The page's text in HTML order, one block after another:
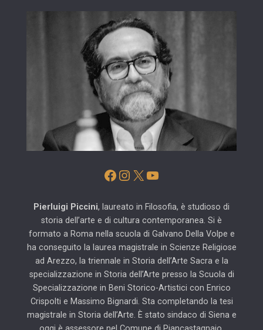
Facebook
Instagram
X YouTube
Pierluigi Piccini, laureato in Filosofia, è studioso di
storia dell’arte e di cultura contemporanea. Si è
formato a Roma nella scuola di Galvano Della Volpe e
ha conseguito la laurea magistrale in Scienze Religiose
ad Arezzo, la triennale in Storia dell’Arte Sacra e la
specializzazione in Storia dell’Arte presso la Scuola di
Specializzazione in Beni Storico-Artistici con Enrico
Crispolti e Massimo Bignardi. Sta completando la tesi
magistrale in Storia dell’Arte. È stato sindaco di Siena e